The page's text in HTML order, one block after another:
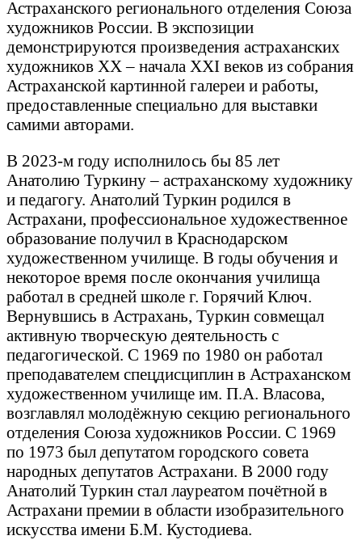
Астраханского регионального отделения Союза
художников России. В экспозиции
демонстрируются произведения астраханских
художников XX – начала XXI веков из собрания
Астраханской картинной галереи и работы,
предоставленные специально для выставки
самими авторами.
В 2023-м году исполнилось бы 85 лет
Анатолию Туркину – астраханскому художнику
и педагогу. Анатолий Туркин родился в
Астрахани, профессиональное художественное
образование получил в Краснодарском
художественном училище. В годы обучения и
некоторое время после окончания училища
работал в средней школе г. Горячий Ключ.
Вернувшись в Астрахань, Туркин совмещал
активную творческую деятельность с
педагогической. С 1969 по 1980 он работал
преподавателем спецдисциплин в Астраханском
художественном училище им. П.А. Власова,
возглавлял молодёжную секцию регионального
отделения Союза художников России. С 1969
по 1973 был депутатом городского совета
народных депутатов Астрахани. В 2000 году
Анатолий Туркин стал лауреатом почётной в
Астрахани премии в области изобразительного
искусства имени Б.М. Кустодиева.